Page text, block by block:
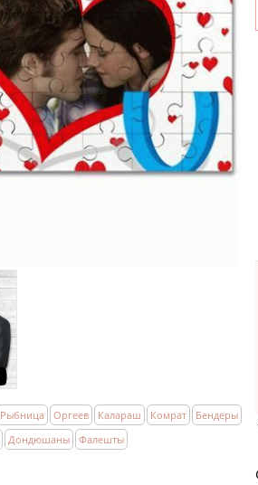
Рыбница Оргеев Калараш Комрат
Бендеры
Дондюшаны Фалешты